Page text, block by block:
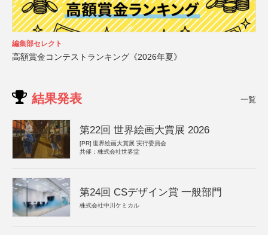
編集部セレクト
高額賞金コンテストランキング《2026年夏》
結果発表 一覧
第22回 世界絵画大賞展 2026
[PR] 世界絵画大賞展 実行委員会
共催：株式会社世界堂
第24回 CSデザイン賞 一般部門
株式会社中川ケミカル